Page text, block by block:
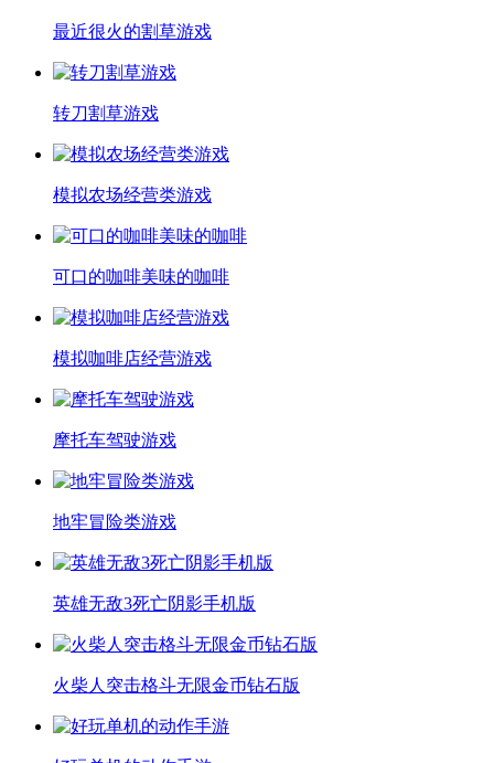
最近很火的割草游戏
转刀割草游戏
模拟农场经营类游戏
可口的咖啡美味的咖啡
模拟咖啡店经营游戏
摩托车驾驶游戏
地牢冒险类游戏
英雄无敌3死亡阴影手机版
火柴人突击格斗无限金币钻石版